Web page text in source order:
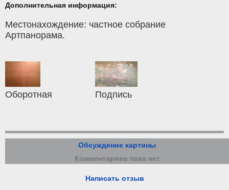
Дополнительная информация:
Местонахождение: частное собрание
Артпанорама.
Оборотная Подпись
Обсуждение картины
Комментариев пока нет
Написать отзыв